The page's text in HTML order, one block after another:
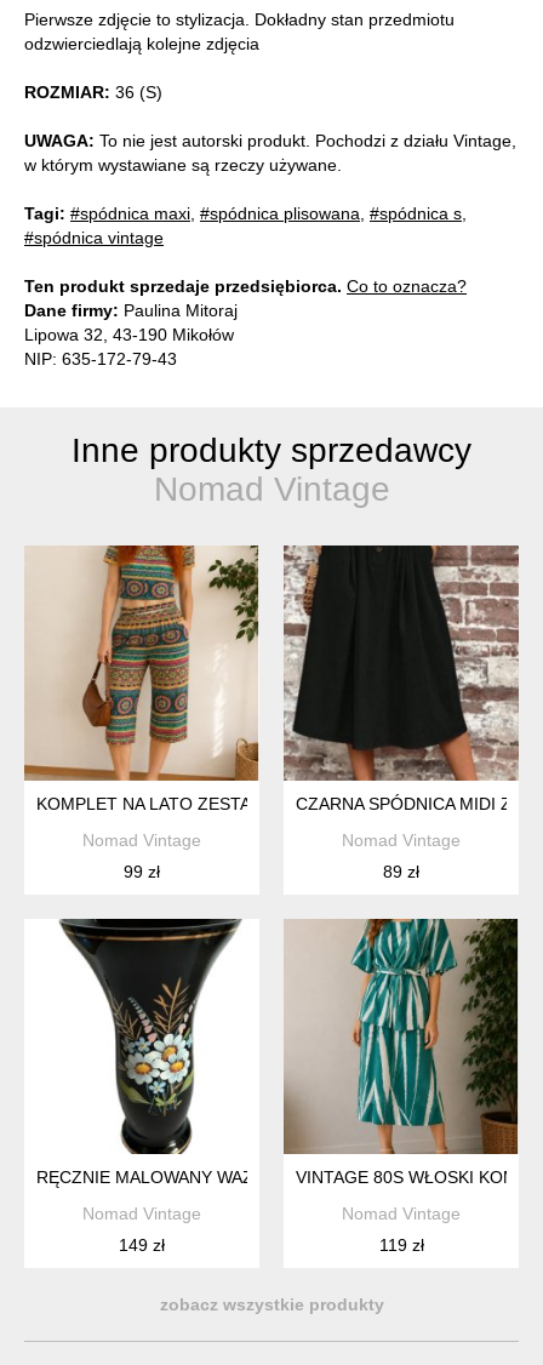
Pierwsze zdjęcie to stylizacja. Dokładny stan przedmiotu
odzwierciedlają kolejne zdjęcia
ROZMIAR: 36 (S)
UWAGA: To nie jest autorski produkt. Pochodzi z działu Vintage,
w którym wystawiane są rzeczy używane.
Tagi: #spódnica maxi, #spódnica plisowana, #spódnica s,
#spódnica vintage
Ten produkt sprzedaje przedsiębiorca. Co to oznacza?
Dane firmy: Paulina Mitoraj
Lipowa 32, 43-190 Mikołów
NIP: 635-172-79-43
Inne produkty sprzedawcy
Nomad Vintage
KOMPLET NA LATO ZESTAW BOHO HIPPIE KOLOROWY
Nomad Vintage
99 zł
CZARNA SPÓDNICA MIDI Z
Nomad Vintage
89 zł
RĘCZNIE MALOWANY WAZON VINTAGE CZARNY ZE
Nomad Vintage
149 zł
VINTAGE 80S WŁOSKI
Nomad Vintage
119 zł
zobacz wszystkie produkty